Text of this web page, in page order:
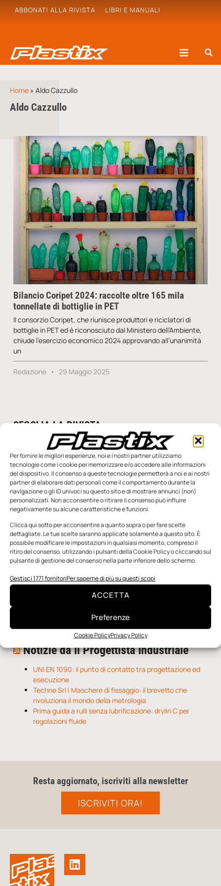
Per fornire le migliori esperienze, noi e i nostri partner utilizziamo
tecnologie come i cookie per memorizzare e/o accedere alle informazioni
del dispositivo. Il consenso a queste tecnologie permetterà a noi e ai nostri
partner di elaborare dati personali come il comportamento durante la
navigazione o gli ID univoci su questo sito e di mostrare annunci (non)
personalizzati. Non acconsentire o ritirare il consenso può influire
negativamente su alcune caratteristiche e funzioni.
Clicca qui sotto per acconsentire a quanto sopra o per fare scelte
dettagliate. Le tue scelte saranno applicate solamente a questo sito. È
possibile modificare le impostazioni in qualsiasi momento, compreso il
ritiro del consenso, utilizzando i pulsanti della Cookie Policy o cliccando sul
pulsante di gestione del consenso nella parte inferiore dello schermo.
Gestisci 1771 fornitoriPer saperne di più su questi scopi
ACCETTA
Preferenze
Cookie PolicyPrivacy Policy
ABBONATI ALLA RIVISTA LIBRI E MANUALI
Home » Aldo Cazzullo
Aldo Cazzullo
Bilancio Coripet 2024: raccolte oltre 165 mila
tonnellate di bottiglie in PET
Il consorzio Coripet, che riunisce produttori e riciclatori di
bottiglie in PET ed è riconosciuto dal Ministero dell’Ambiente,
chiude l’esercizio economico 2024 approvando all’unanimità
un
Redazione 29 Maggio 2025
SFOGLIA LA RIVISTA
n.5 - Giugno 2026 n.4 - Maggio 2026 n.3 - Aprile 2026
Edicola Web
con un singolo motore
Applicazioni della fluidodinamica computazionale (CFD)
Notizie da Il Progettista Industriale
UNI EN 1090: il punto di contatto tra progettazione ed
esecuzione
Techne Srl | Maschere di fissaggio: il brevetto che
rivoluziona il mondo della metrologia
Prima guida a rulli senza lubrificazione: drylin C per
regolazioni fluide
Resta aggiornato, iscriviti alla newsletter
ISCRIVITI ORA!